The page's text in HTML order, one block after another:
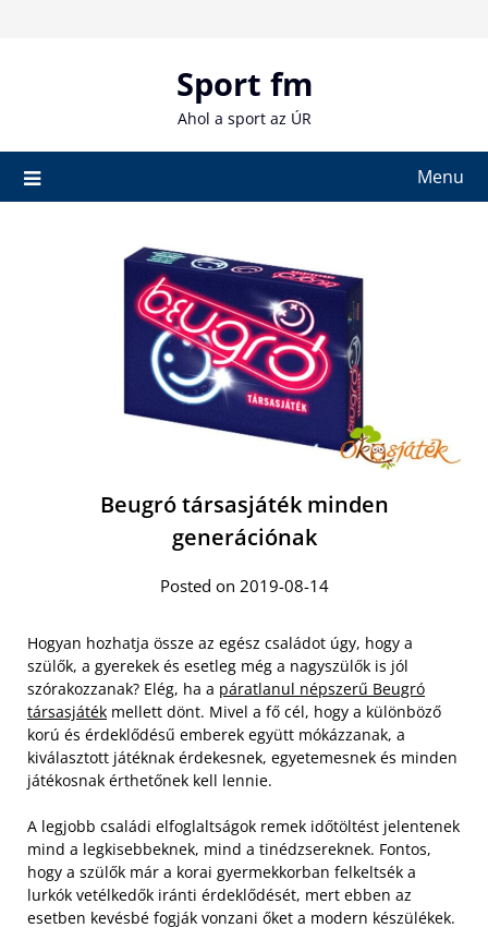
Sport fm
Ahol a sport az ÚR
Menu
Beugró társasjáték minden
generációnak
Posted on 2019-08-14
Hogyan hozhatja össze az egész családot úgy, hogy a
szülők, a gyerekek és esetleg még a nagyszülők is jól
szórakozzanak? Elég, ha a páratlanul népszerű Beugró
társasjáték mellett dönt. Mivel a fő cél, hogy a különböző
korú és érdeklődésű emberek együtt mókázzanak, a
kiválasztott játéknak érdekesnek, egyetemesnek és minden
játékosnak érthetőnek kell lennie.
A legjobb családi elfoglaltságok remek időtöltést jelentenek
mind a legkisebbeknek, mind a tinédzsereknek. Fontos,
hogy a szülők már a korai gyermekkorban felkeltsék a
lurkók vetélkedők iránti érdeklődését, mert ebben az
esetben kevésbé fogják vonzani őket a modern készülékek.